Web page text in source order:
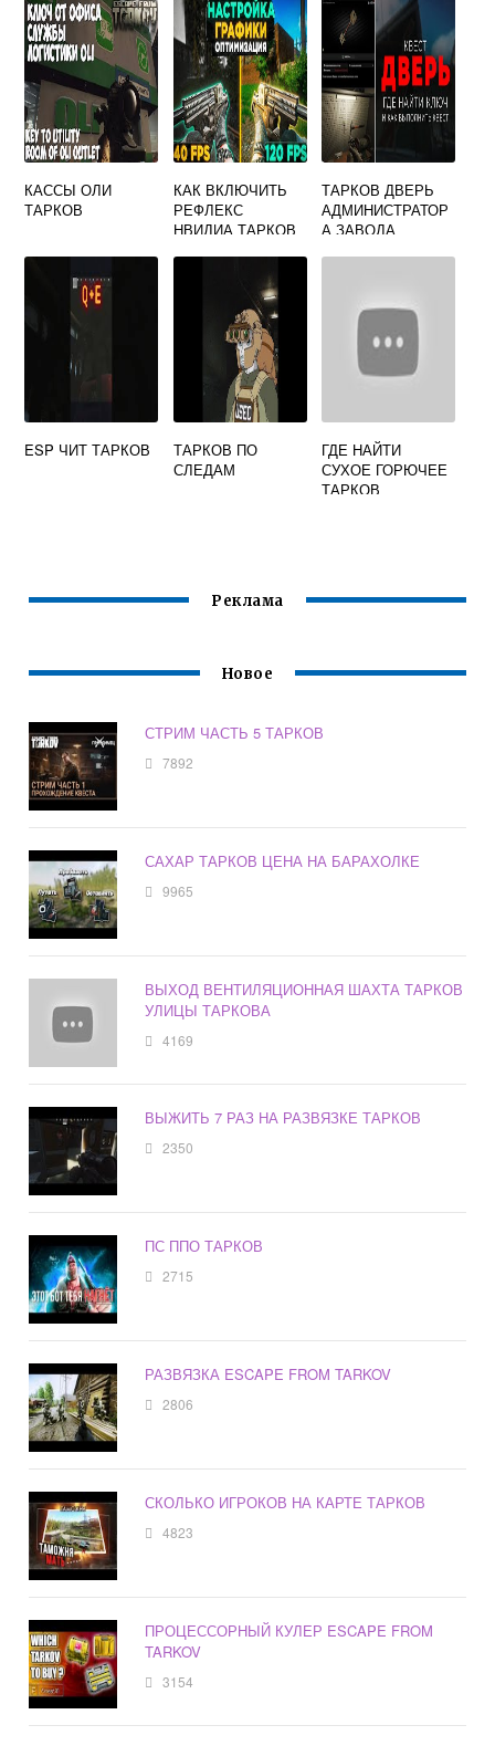
КАССЫ ОЛИ
ТАРКОВ
КАК ВКЛЮЧИТЬ
РЕФЛЕКС
НВИДИА ТАРКОВ
ТАРКОВ ДВЕРЬ
АДМИНИСТРАТОР
А ЗАВОДА
ESP ЧИТ ТАРКОВ
ТАРКОВ ПО
СЛЕДАМ
ГДЕ НАЙТИ
СУХОЕ ГОРЮЧЕЕ
ТАРКОВ
Реклама
Новое
СТРИМ ЧАСТЬ 5 ТАРКОВ
7892
САХАР ТАРКОВ ЦЕНА НА БАРАХОЛКЕ
9965
ВЫХОД ВЕНТИЛЯЦИОННАЯ ШАХТА ТАРКОВ
УЛИЦЫ ТАРКОВА
4169
ВЫЖИТЬ 7 РАЗ НА РАЗВЯЗКЕ ТАРКОВ
2350
ПС ППО ТАРКОВ
2715
РАЗВЯЗКА ESCAPE FROM TARKOV
2806
СКОЛЬКО ИГРОКОВ НА КАРТЕ ТАРКОВ
4823
ПРОЦЕССОРНЫЙ КУЛЕР ESCAPE FROM
TARKOV
3154